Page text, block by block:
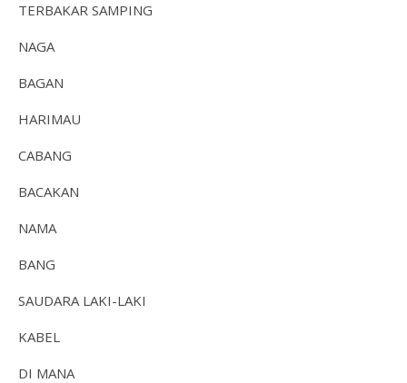
TERBAKAR SAMPING
NAGA
BAGAN
HARIMAU
CABANG
BACAKAN
NAMA
BANG
SAUDARA LAKI-LAKI
KABEL
DI MANA